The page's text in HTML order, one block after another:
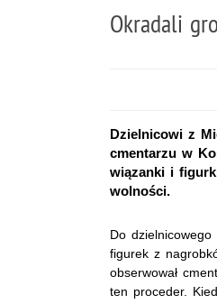
Okradali
Dzielnicowi z
cmentarzu w
wiązanki i
wolności.
Do
figurek z
obserwował
ten proceder.